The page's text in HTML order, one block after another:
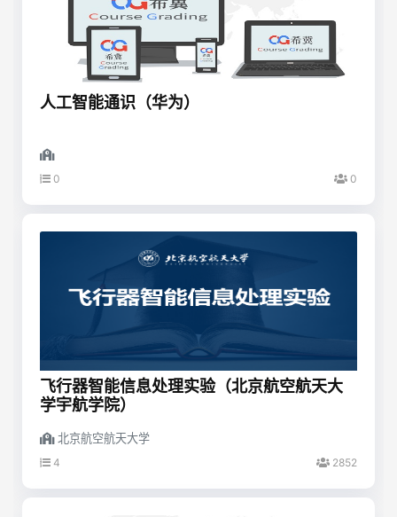
人工智能通识（华为）
0 0
飞行器智能信息处理实验（北京航空航天大
学宇航学院）
北京航空航天大学
4 2852